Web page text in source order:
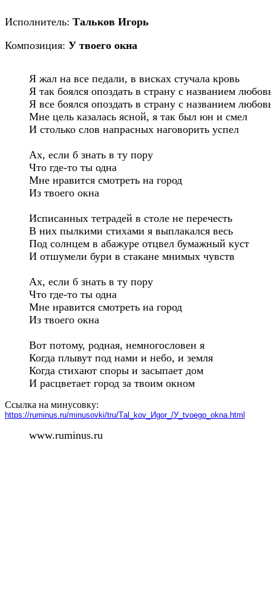
Исполнитель: Тальков Игорь
Композиция: У твоего окна
Я жал на все педали, в висках стучала кровь
Я так боялся опоздать в страну с названием
Я все боялся опоздать в страну с названием
Мне цель казалась ясной, я так был юн и смел
И столько слов напрасных наговорить успел
Ах, если б знать в ту пору
Что где-то ты одна
Мне нравится смотреть на город
Из твоего окна
Исписанных тетрадей в столе не перечесть
В них пылкими стихами я выплакался весь
Под солнцем в абажуре отцвел бумажный куст
И отшумели бури в стакане мнимых чувств
Ах, если б знать в ту пору
Что где-то ты одна
Мне нравится смотреть на город
Из твоего окна
Вот потому, родная, немногословен я
Когда плывут под нами и небо, и земля
Когда стихают споры и засыпает дом
И расцветает город за твоим окном
Ссылка на минусовку:
https://ruminus.ru/minusovki/tru/Тal_kov_Иgor_/У_tvoego_okna.html
www.ruminus.ru